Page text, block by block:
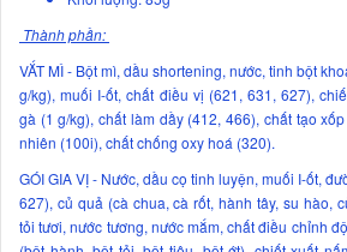
Thành phần:
VẮT MÌ - Bột mì, dầu shortening, nước, tinh bột
g/kg), muối I-ốt, chất điều vị (621, 631, 627),
gà (1 g/kg), chất làm dầy (412, 466), chất tạo
nhiên (100i), chất chống oxy hoá (320).
GÓI GIA VỊ - Nước, dầu cọ tinh luyện, muối I-ốt,
627), củ quả (cà chua, cà rốt, hành tây, su hào,
tỏi tươi, nước tương, nước mắm, chất điều chỉnh